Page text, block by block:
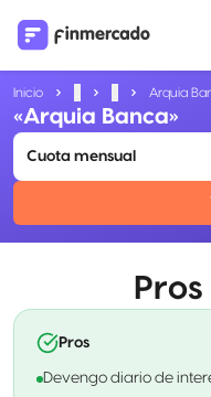
Inicio Arquia
«Arquia Banca»
Cuota mensual
Pros
Devengo diario de